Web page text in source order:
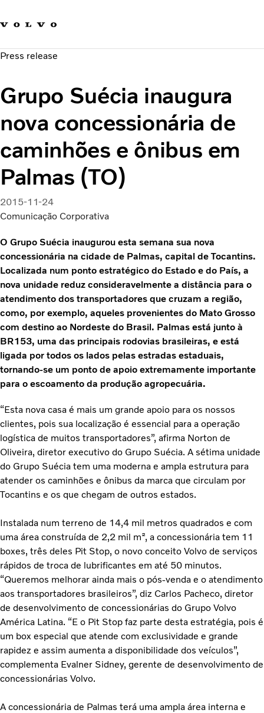
Carreira
Sustentabilidade e Segurança
Press release
Grupo Suécia inaugura
nova concessionária de
caminhões e ônibus em
Palmas (TO)
2015-11-24
Comunicação Corporativa
O Grupo Suécia inaugurou esta semana sua nova
concessionária na cidade de Palmas, capital de Tocantins.
Localizada num ponto estratégico do Estado e do País, a
nova unidade reduz consideravelmente a distância para o
atendimento dos transportadores que cruzam a região,
como, por exemplo, aqueles provenientes do Mato Grosso
com destino ao Nordeste do Brasil. Palmas está junto à
BR153, uma das principais rodovias brasileiras, e está
ligada por todos os lados pelas estradas estaduais,
tornando-se um ponto de apoio extremamente importante
para o escoamento da produção agropecuária.
“Esta nova casa é mais um grande apoio para os nossos
clientes, pois sua localização é essencial para a operação
logística de muitos transportadores”, afirma Norton de
Oliveira, diretor executivo do Grupo Suécia. A sétima unidade
do Grupo Suécia tem uma moderna e ampla estrutura para
atender os caminhões e ônibus da marca que circulam por
Tocantins e os que chegam de outros estados.
Instalada num terreno de 14,4 mil metros quadrados e com
uma área construída de 2,2 mil m², a concessionária tem 11
boxes, três deles Pit Stop, o novo conceito Volvo de serviços
rápidos de troca de lubrificantes em até 50 minutos.
“Queremos melhorar ainda mais o pós-venda e o atendimento
aos transportadores brasileiros”, diz Carlos Pacheco, diretor
de desenvolvimento de concessionárias do Grupo Volvo
América Latina. “E o Pit Stop faz parte desta estratégia, pois é
um box especial que atende com exclusividade e grande
rapidez e assim aumenta a disponibilidade dos veículos”,
complementa Evalner Sidney, gerente de desenvolvimento de
concessionárias Volvo.
A concessionária de Palmas terá uma ampla área interna e